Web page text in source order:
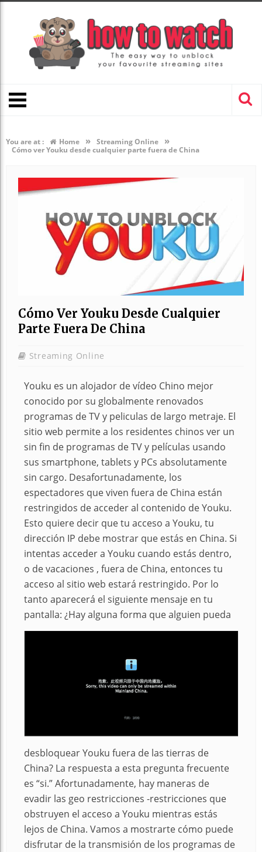
You are at : Home » Streaming Online »
Cómo ver Youku desde cualquier parte fuera de China
Cómo Ver Youku Desde Cualquier
Parte Fuera De China
Streaming Online
Youku es un alojador de vídeo Chino mejor
conocido por su globalmente renovados
programas de TV y peliculas de largo metraje. El
sitio web permite a los residentes chinos ver un
sin fin de programas de TV y películas usando
sus smartphone, tablets y PCs absolutamente
sin cargo. Desafortunadamente, los
espectadores que viven fuera de China están
restringidos de acceder al contenido de Youku.
Esto quiere decir que tu acceso a Youku, tu
dirección IP debe mostrar que estás en China. Si
intentas acceder a Youku cuando estás dentro,
o de vacaciones , fuera de China, entonces tu
acceso al sitio web estará restringido. Por lo
tanto aparecerá el siguiente mensaje en tu
pantalla: ¿Hay alguna forma que alguien pueda
desbloquear Youku fuera de las tierras de
China? La respuesta a esta pregunta frecuente
es “si.” Afortunadamente, hay maneras de
evadir las geo restricciones -restricciones que
obstruyen el acceso a Youku mientras estás
lejos de China. Vamos a mostrarte cómo puede
disfrutar de la transmisión de los programas de